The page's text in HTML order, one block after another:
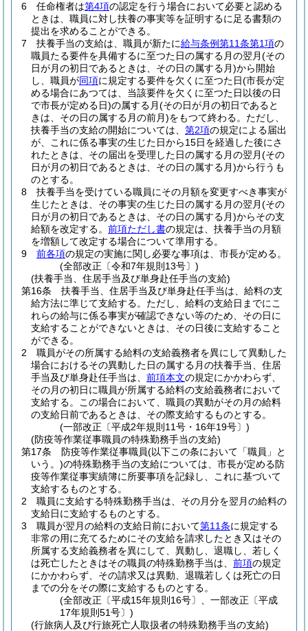
6
任命権者は第4項の認定を行う場合において必要と認める
ときは、職員に対し扶養の事実等を証明するに足る書類の
提出を求めることができる。
7
扶養手当の支給は、職員が新たに給与条例第11条第1項の
職員たる要件を具備するに至つた日の属する月の翌月(その
日が月の初日であるときは、その日の属する月)から開始
し、職員が同項に規定する要件を欠くに至つた日(市長が定
める場合にあつては、当該要件を欠くに至つた日以後の日
で市長が定める日)の属する月(その日が月の初日であると
きは、その日の属する月の前月)をもつて終わる。 ただし、
扶養手当の支給の開始については、 第2項の規定による届出
が、これに係る事実の生じた日から15日を経過した後にさ
れたときは、その届出を受理した日の属する月の翌月(その
日が月の初日であるときは、その日の属する月)から行うも
のとする。
8
扶養手当を受けている職員にその月額を変更すべき事実が
生じたときは、その事実の生じた日の属する月の翌月(その
日が月の初日であるときは、その日の属する月)からその支
給額を改定する。 前項ただし書の規定は、扶養手当の月額
を増額して改定する場合について準用する。
9
前各項の規定の実施に関し必要な事項は、市長が定める。
(全部改正〔令和7年規則13号〕)
(扶養手当、住居手当及び単身赴任手当の支給)
第16条
扶養手当、住居手当及び単身赴任手当は、給料の支
給方法に準じて支給する。 ただし、給料の支給日までにこ
れらの給与に係る事実が確認できない等のため、その日に
支給することができないときは、その日後に支給すること
ができる。
2
職員がその所属する給料の支給義務者を異にして異動した
場合におけるその異動した日の属する月の扶養手当、住居
手当及び単身赴任手当は、 前項本文の規定にかかわらず、
その月の初日に職員が所属する給料の支給義務者において
支給する。
この場合において、職員の異動がその月の給料
の支給日前であるときは、その際支給するものとする。
(一部改正〔平成2年規則11号・16年19号〕)
(防疫等作業従事職員の特殊勤務手当の支給)
第17条
防疫等作業従事職員(以下この条において「職員」と
いう。)の特殊勤務手当の支給については、市長が定める防
疫等作業従事実績簿に所要事項を記録し、これに基づいて
支給するものとする。
2
職員に支給する特殊勤務手当は、その月分を翌月の給料の
支給日に支給するものとする。
3
職員が翌月の給料の支給日前において第11条に規定する
非常の用に充てるためにその支給を請求したとき又はその
所属する支給義務者を異にして、異動し、退職し、若しく
は死亡したときはその職員の特殊勤務手当は、 前項の規定
にかかわらず、その請求又は異動、退職若しくは死亡の日
までの分をその際に支給するものとする。
(全部改正〔平成15年規則16号〕、一部改正〔平成
17年規則51号〕)
(行旅病人及び行旅死亡人取扱者の特殊勤務手当の支給)